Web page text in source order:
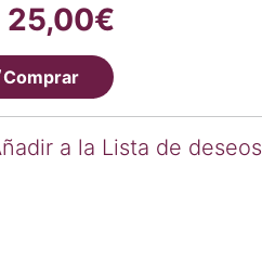
25,00€
Comprar
a la Lista de deseos